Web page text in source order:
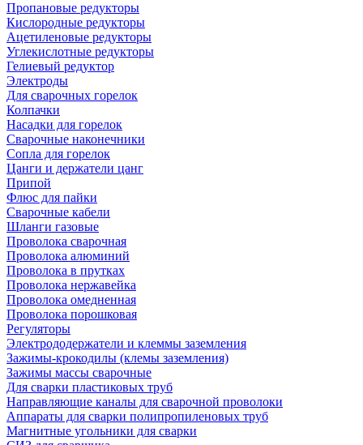
Пропановые редукторы
Кислородные редукторы
Ацетиленовые редукторы
Углекислотные редукторы
Гелиевый редуктор
Электроды
Для сварочных горелок
Колпачки
Насадки для горелок
Сварочные наконечники
Сопла для горелок
Цанги и держатели цанг
Припой
Флюс для пайки
Сварочные кабели
Шланги газовые
Проволока сварочная
Проволока алюминий
Проволока в прутках
Проволока нержавейка
Проволока омедненная
Проволока порошковая
Регуляторы
Электрододержатели и клеммы заземления
Зажимы-крокодилы (клемы заземления)
Зажимы массы сварочные
Для сварки пластиковых труб
Направляющие каналы для сварочной проволоки
Аппараты для сварки полипропиленовых труб
Магнитные угольники для сварки